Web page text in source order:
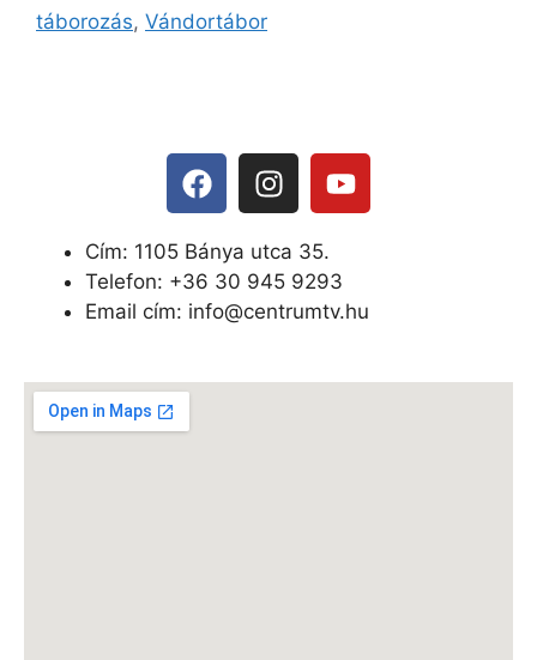
táborozás, Vándortábor
Cím: 1105 Bánya utca 35.
Telefon: +36 30 945 9293
Email cím: info@centrumtv.hu